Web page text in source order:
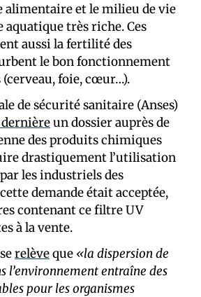
alimentaire et le milieu de vie
aquatique très riche. Ces
aussi la fertilité des
le bon fonctionnement
(cerveau, foie, cœur…).
de sécurité sanitaire (Anses)
dernièreun dossier auprès de
des produits chimiques
drastiquement l’utilisation
les industriels des
demande était acceptée,
contenant ce filtre UV
à la vente.
relèveque «la dispersion de
l’environnement entraîne des
pour les organismes